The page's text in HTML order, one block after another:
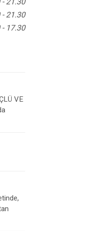
- 21.30
- 17.30
VE